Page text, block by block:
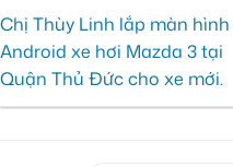
Chị Thùy Linh lắp màn hình
Android xe hơi Mazda 3 tại
Quận Thủ Đức cho xe mới.